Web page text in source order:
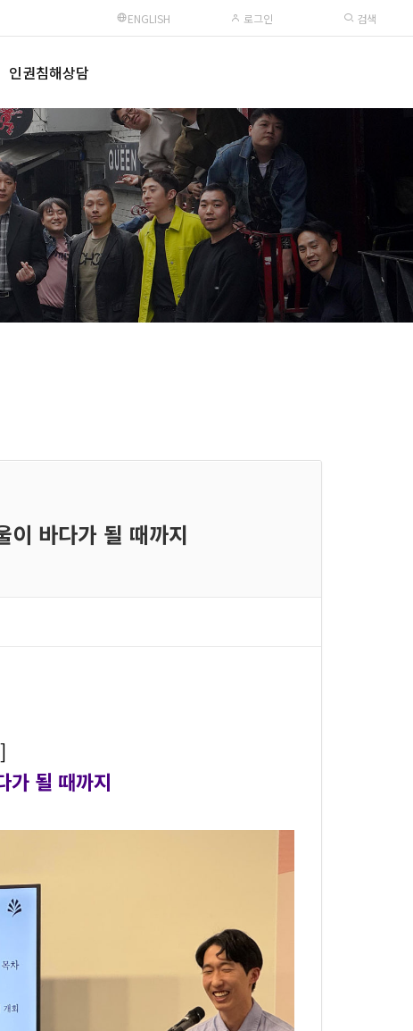
ENGLISH 로그인 검색
인권침해상담
바다가 될 때까지
가 될 때까지